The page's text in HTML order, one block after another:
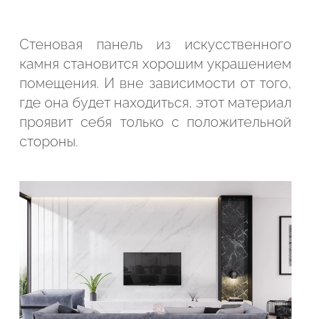
Стеновая панель из искусственного
камня становится хорошим украшением
помещения. И вне зависимости от того,
где она будет находиться, этот материал
проявит себя только с положительной
стороны.